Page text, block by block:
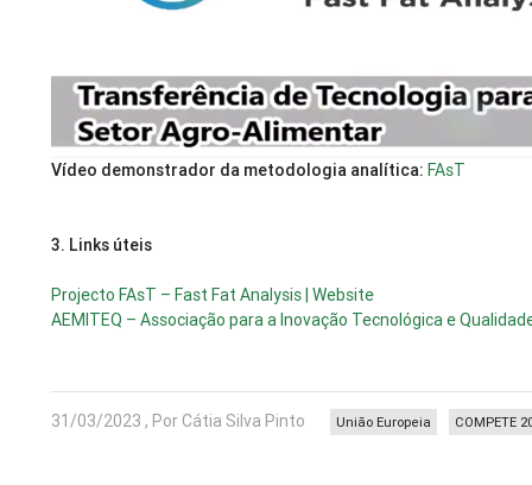
Vídeo demonstrador da metodologia analítica: FAsT
3. Links úteis
Projecto FAsT – Fast Fat Analysis | Website
AEMITEQ – Associação para a Inovação Tecnológica e
31/03/2023 , Por Cátia Silva Pinto COMPETE
União Europeia